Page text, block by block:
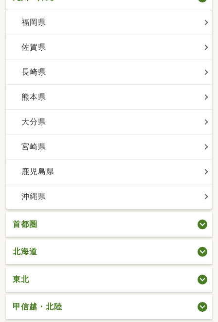
福岡県
佐賀県
長崎県
熊本県
大分県
宮崎県
鹿児島県
沖縄県
首都圏
北海道
東北
甲信越・北陸